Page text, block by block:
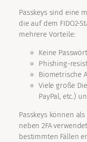
Passkeys sind eine
die auf dem FIDO2-
mehrere Vorteile:
Keine
Phishing-
Biometrische
Viele große
PayPal, etc.)
Passkeys können
neben 2FA
bestimmten Fällen